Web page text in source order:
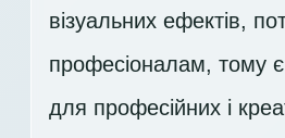
візуальних ефектів,
професіоналам, тому
для професійних і